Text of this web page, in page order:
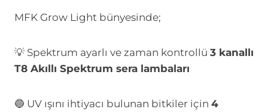
MFK Grow Light bünyesinde;
💡 Spektrum ayarlı ve zaman kontrollü 3 kanallı
T8 Akıllı Spektrum sera lambaları
🔵 UV ışını ihtiyacı bulunan bitkiler için 4